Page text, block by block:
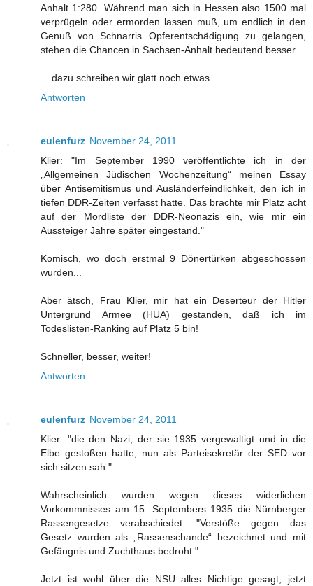
Anhalt 1:280. Während man sich in Hessen also 1500 mal
verprügeln oder ermorden lassen muß, um endlich in den
Genuß von Schnarris Opferentschädigung zu gelangen,
stehen die Chancen in Sachsen-Anhalt bedeutend besser.
... dazu schreiben wir glatt noch etwas.
Antworten
eulenfurz November 24, 2011
Klier: "Im September 1990 veröffentlichte ich in der
„Allgemeinen Jüdischen Wochenzeitung“ meinen Essay
über Antisemitismus und Ausländerfeindlichkeit, den ich in
tiefen DDR-Zeiten verfasst hatte. Das brachte mir Platz acht
auf der Mordliste der DDR-Neonazis ein, wie mir ein
Aussteiger Jahre später eingestand."
Komisch, wo doch erstmal 9 Dönertürken abgeschossen
wurden...
Aber ätsch, Frau Klier, mir hat ein Deserteur der Hitler
Untergrund Armee (HUA) gestanden, daß ich im
Todeslisten-Ranking auf Platz 5 bin!
Schneller, besser, weiter!
Antworten
eulenfurz November 24, 2011
Klier: "die den Nazi, der sie 1935 vergewaltigt und in die
Elbe gestoßen hatte, nun als Parteisekretär der SED vor
sich sitzen sah."
Wahrscheinlich wurden wegen dieses widerlichen
Vorkommnisses am 15. Septembers 1935 die Nürnberger
Rassengesetze verabschiedet. "Verstöße gegen das
Gesetz wurden als „Rassenschande“ bezeichnet und mit
Gefängnis und Zuchthaus bedroht."
Jetzt ist wohl über die NSU alles Nichtige gesagt, jetzt